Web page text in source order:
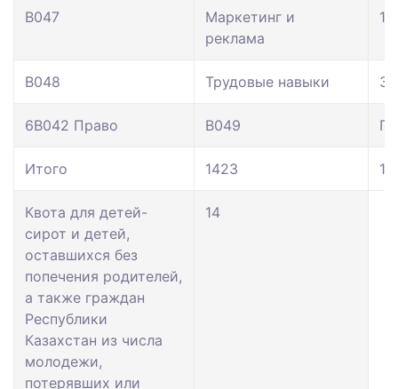
В047
Маркетинг и
реклама
В048 Трудовые навыки 36
6В042 Право В049
Итого 1423
Квота для детей-
сирот и детей,
оставшихся без
попечения родителей,
а также граждан
Республики
Казахстан из числа
молодежи,
потерявших или
14